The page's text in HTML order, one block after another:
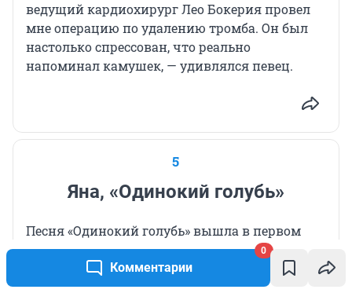
Комментарии
0
ведущий кардиохирург Лео Бокерия провел
мне операцию по удалению тромба. Он был
настолько спрессован, что реально
напоминал камушек, — удивлялся певец.
5
Яна, «Одинокий голубь»
Песня «Одинокий голубь» вышла в первом
альбоме Яны Будянской. Один из хитов 90-х
мог так никогда и не дойти до слушателей,
если бы не упорство певицы. Не имея связей,